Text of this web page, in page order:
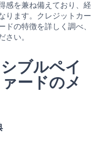
感を兼ね備えており、経
ります。クレジットカー
ドの特徴を詳しく調べ、
さい。
ブルペイ
ードのメ